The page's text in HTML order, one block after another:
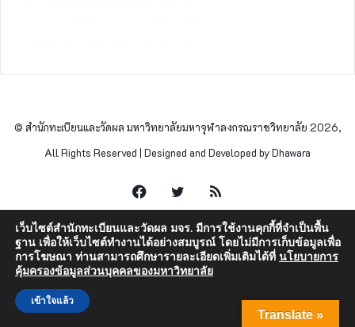
© สำนักทะเบียนและวัดผล มหาวิทยาลัยมหาจุฬาลงกรณราชวิทยาลัย 2026,
All Rights Reserved | Designed and Developed by Dhawara
FacebookTwitter
Translate »
เว็บไซต์สำนักทะเบียนและวัดผล มจร. มีการใช้งานคุกกี้ที่จำเป็นพื้น
ฐาน เพื่อให้เว็บไซต์ทำงานได้อย่างสมบูรณ์ โดยไม่มีการเก็บข้อมูลเพื่อ
การโฆษณา ท่านสามารถศึกษารายละเอียดเพิ่มเติมได้ที่ นโยบายการ
คุ้มครองข้อมูลส่วนบุคคลของมหาวิทยาลัย
เข้าใจแล้ว